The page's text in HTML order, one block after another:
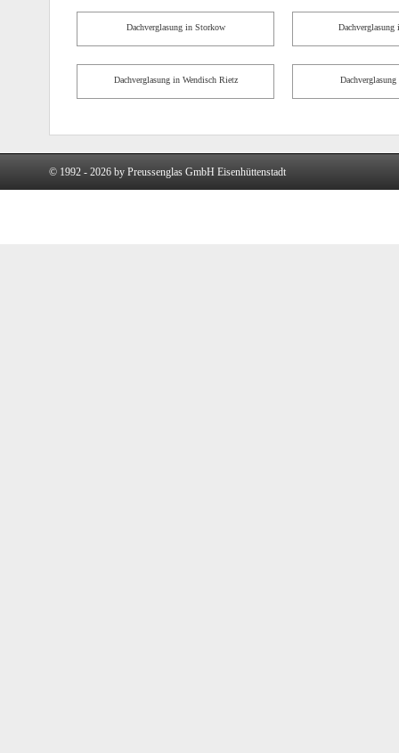
Dachverglasung in Storkow Dachverglasung
Dachverglasung in Wendisch Rietz
© 1992 - 2026 by Preussenglas GmbH Eisenhüttenstadt